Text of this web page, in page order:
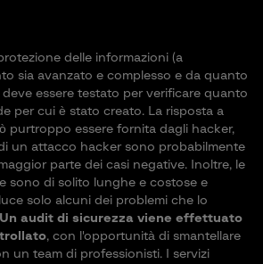
delle informazioni (a
sia avanzato e complesso e da quanto
essere testato per verificare quanto
per cui è stato creato. La risposta a
purtroppo essere fornita dagli hacker,
un attacco hacker sono probabilmente
parte dei casi negative. Inoltre, le
sono di solito lunghe e costose e
solo alcuni dei problemi che lo
Un audit di sicurezza viene effettuato
, con l'opportunità di smantellare
un team di professionisti. I servizi